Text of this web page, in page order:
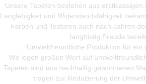
Unsere Tapeten bestehen aus
Langlebigkeit und Widerstandsfähigkeit
Farben und Texturen auch nach Jahren
langfristig Freude
Umweltfreundliche Produktion für ein
Wir legen großen Wert auf
Tapeten sind aus nachhaltig gewonnenen
tragen zur Reduzierung der